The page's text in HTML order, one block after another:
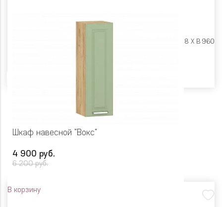
Ш 400 X Г 318 X В 960
Шкаф навесной "Вокс"
4 900 руб.
6 200 руб.
В корзину